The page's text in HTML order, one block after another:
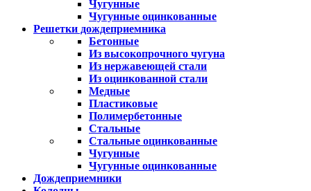
Чугунные
Чугунные оцинкованные
Решетки дождеприемника
Бетонные
Из высокопрочного чугуна
Из нержавеющей стали
Из оцинкованной стали
Медные
Пластиковые
Полимербетонные
Стальные
Стальные оцинкованные
Чугунные
Чугунные оцинкованные
Дождеприемники